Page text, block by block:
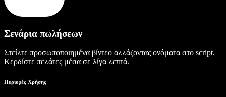
Σενάρια πωλήσεων
Στείλτε προσωποποιημένα βίντεο αλλάζοντας ονόματα στο script.
Κερδίστε πελάτες μέσα σε λίγα λεπτά.
Περιοχές Χρήσης